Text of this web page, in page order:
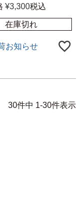
¥3,300税込
在庫切れ
お知らせ
30件中 1-30件表示